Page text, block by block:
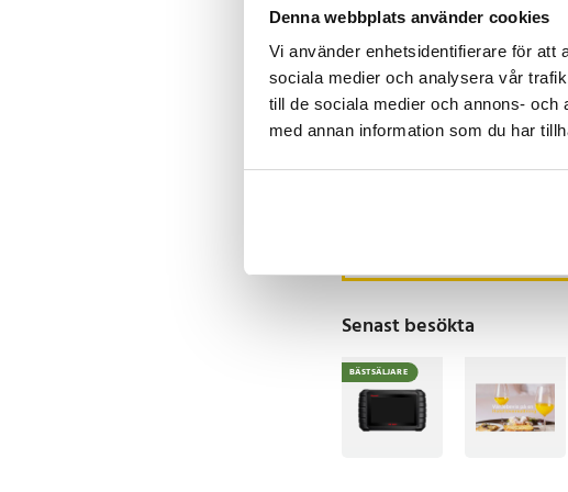
Denna webbplats använder cookies
Vi använder enhetsidentifierare för att
sociala medier och analysera vår
till de sociala medier och annons-
med annan information som du har
Grillgaller 44,5cm
Pris:159 kr
Senast besökta
BÄSTSÄLJARE